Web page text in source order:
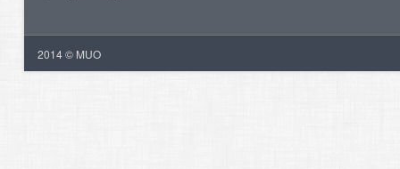
2014 © MUO